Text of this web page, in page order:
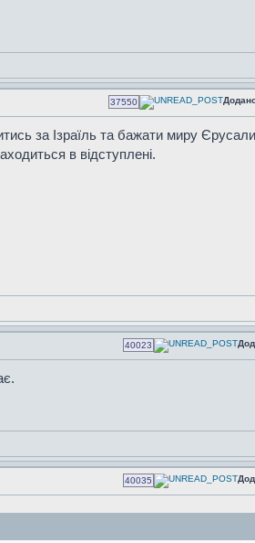
37550
за Ізраїль та бажати миру
в відступлені.
40023
40035